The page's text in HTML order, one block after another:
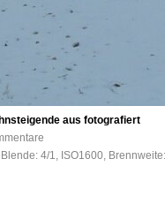
aus fotografiert
4/1, ISO1600,